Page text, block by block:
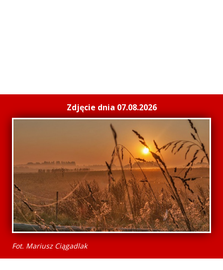
Zdjęcie dnia 07.08.2026
Fot. Mariusz Ciągadlak